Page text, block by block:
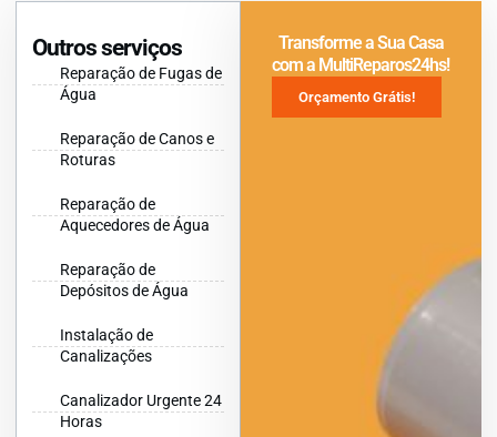
Outros serviços
Reparação de Fugas de
Água
Reparação de Canos e
Roturas
Reparação de
Aquecedores de Água
Reparação de
Depósitos de Água
Instalação de
Canalizações
Canalizador Urgente 24
Horas
Transforme a Sua Casa
com a MultiReparos24hs!
Orçamento Grátis!